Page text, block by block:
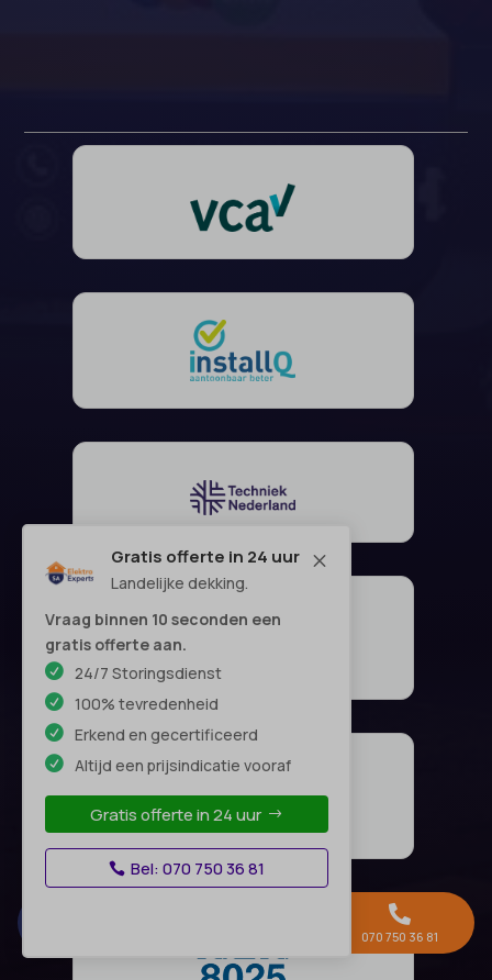
M
Gratis offerte in 24 uur
Landelijke dekking.
Vraag binnen 10 seconden een
gratis offerte aan.
24/7 Storingsdienst
100% tevredenheid
Erkend en gecertificeerd
Altijd een prijsindicatie vooraf
Gratis offerte in 24 uur
Bel: 070 750 36 81

070 750 36 81